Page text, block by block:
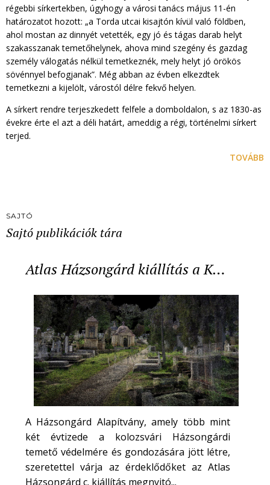
régebbi sírkertekben, úgyhogy a városi tanács május 11-én
határozatot hozott: „a Torda utcai kisajtón kívül való földben,
ahol mostan az dinnyét vetették, egy jó és tágas darab helyt
szakasszanak temetőhelynek, ahova mind szegény és gazdag
személy válogatás nélkül temetkeznék, mely helyt jó örökös
sövénnyel befogjanak”. Még abban az évben elkezdtek
temetkezni a kijelölt, várostól délre fekvő helyen.
A sírkert rendre terjeszkedett felfele a domboldalon, s az 1830-as
évekre érte el azt a déli határt, ameddig a régi, történelmi sírkert
terjed.
TOVÁBB
SAJTÓ
Sajtó publikációk tára
Atlas Házsongárd kiállítás a K…
A Házsongárd Alapítvány, amely több mint
két évtizede a kolozsvári Házsongárdi
temető védelmére és gondozására jött létre,
szeretettel várja az érdeklődőket az Atlas
Házsongárd c. kiállítás megnyitó...